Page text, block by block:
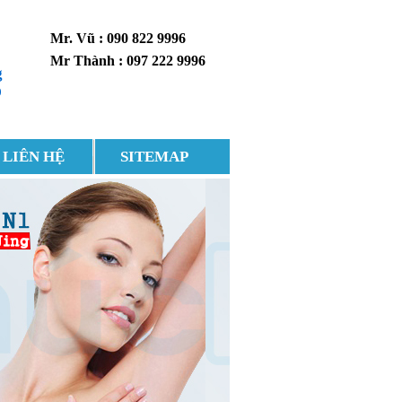
Mr. Vũ : 090 822 9996
Mr Thành : 097 222 9996
LIÊN HỆ SITEMAP